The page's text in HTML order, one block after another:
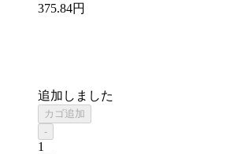
375.84円
追加しました
カゴ追加
-
1